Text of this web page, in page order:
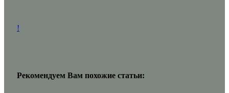
!
Рекомендуем Вам похожие статьи: